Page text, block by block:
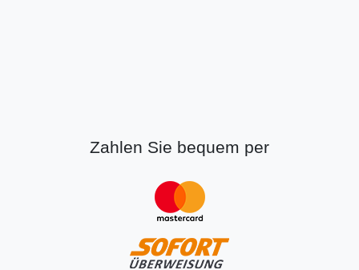
Zahlen Sie bequem per